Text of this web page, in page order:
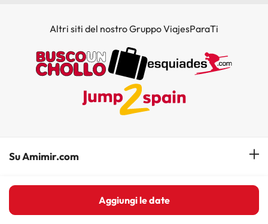
Aggiungi le date
Altri siti del nostro Gruppo ViajesParaTi
Su Amimir.com
Il Nostro Team
La mia prenotazione
I migliori hotel in Spagna